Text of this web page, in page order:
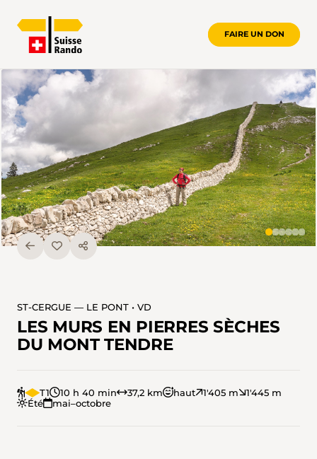
FAIRE UN DON
ST-CERGUE — LE PONT • VD
LES MURS EN PIERRES SÈCHES
DU MONT TENDRE
T1 10 h 40 min 37,2 km haut 1'405 m
1'445 m
Été
mai–octobre